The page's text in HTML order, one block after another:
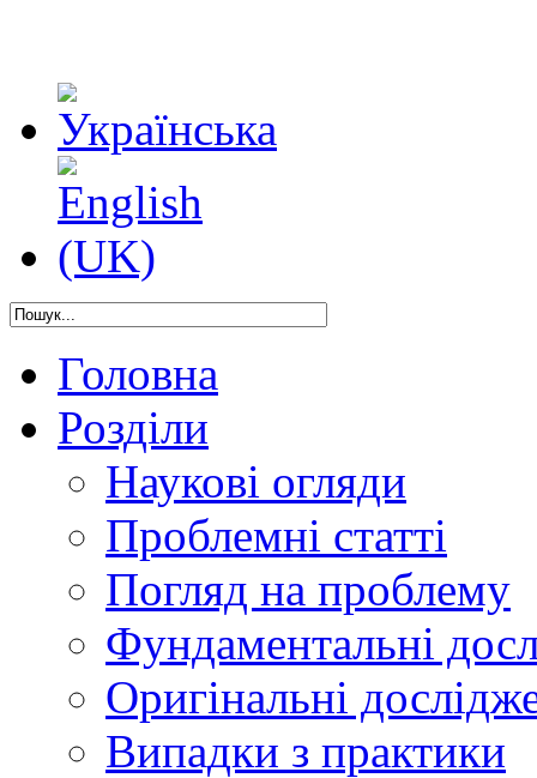
Головна
Розділи
Наукові огляди
Проблемні статті
Погляд на проблему
Фундаментальні
Оригінальні
Випадки з практики